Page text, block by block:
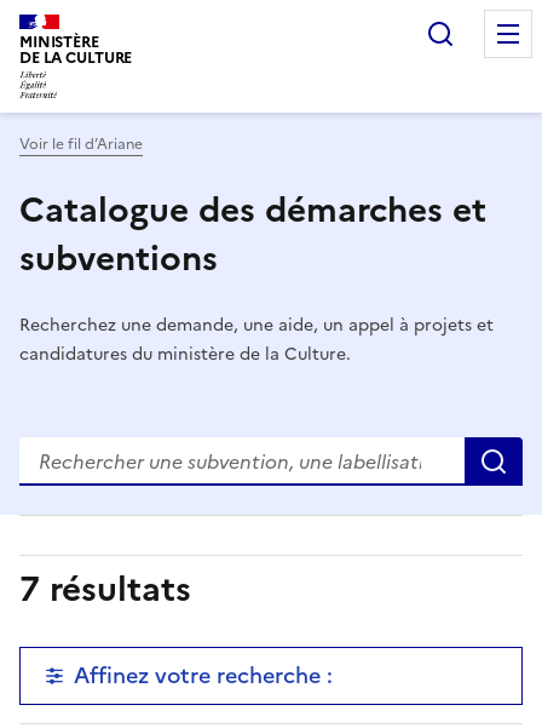
MINISTÈRE
DE LA CULTURE
Voir le fil d’Ariane
Catalogue des démarches et
subventions
Recherchez une demande, une aide, un appel à projets et
candidatures du ministère de la Culture.
7 résultats
Affinez votre recherche :